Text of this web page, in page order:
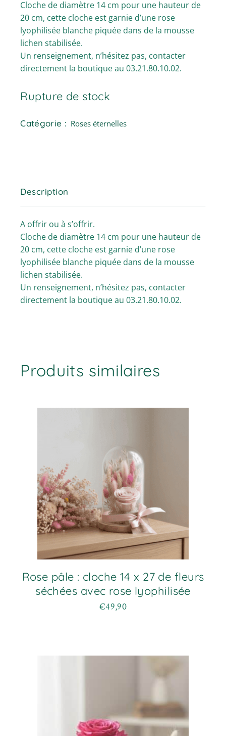
Cloche de diamètre 14 cm pour une hauteur de
20 cm, cette cloche est garnie d’une rose
lyophilisée blanche piquée dans de la mousse
lichen stabilisée.
Un renseignement, n’hésitez pas, contacter
directement la boutique au 03.21.80.10.02.
Rupture de stock
Catégorie : Roses éternelles
Description
A offrir ou à s’offrir.
Cloche de diamètre 14 cm pour une hauteur de
20 cm, cette cloche est garnie d’une rose
lyophilisée blanche piquée dans de la mousse
lichen stabilisée.
Un renseignement, n’hésitez pas, contacter
directement la boutique au 03.21.80.10.02.
Produits similaires
Rose pâle : cloche 14 x 27 de fleurs
séchées avec rose lyophilisée
€49,90